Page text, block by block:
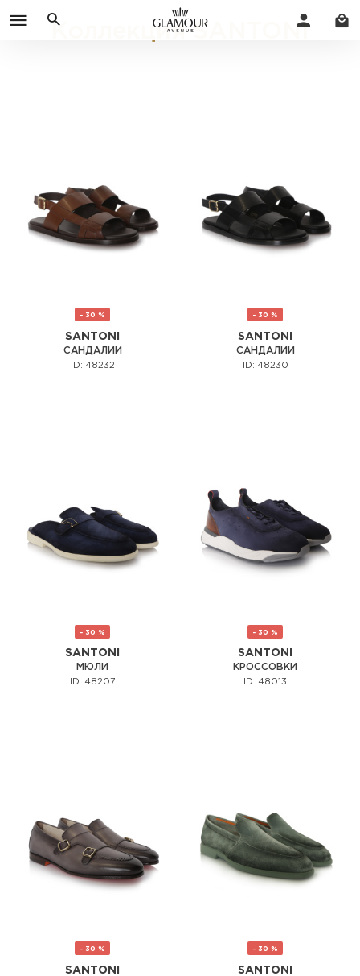
Коллекция SANTONI
- 30 %
SANTONI
САНДАЛИИ
ID: 48232
- 30 %
SANTONI
САНДАЛИИ
ID: 48230
- 30 %
SANTONI
МЮЛИ
ID: 48207
- 30 %
SANTONI
КРОССОВКИ
ID: 48013
- 30 %
SANTONI
- 30 %
SANTONI